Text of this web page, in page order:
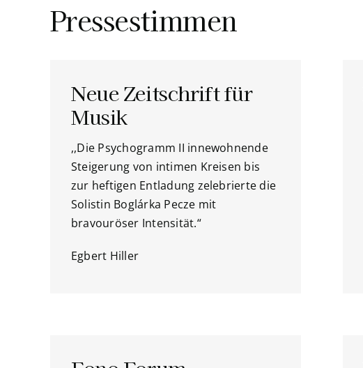
Pressestimmen
Neue Zeitschrift für
Musik
,,Die Psychogramm II innewohnende
Steigerung von intimen Kreisen bis
zur heftigen Entladung zelebrierte die
Solistin Boglárka Pecze mit
bravouröser Intensität.“
Egbert Hiller